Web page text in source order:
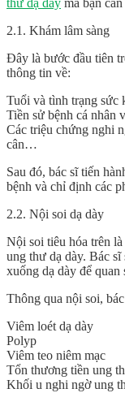
thư dạ dày mà bạn
2.1. Khám lâm sàng
Đây là bước đầu tiên
thông tin về:
Tuổi và tình trạng sức
Tiền sử bệnh cá nhân
Các triệu chứng nghi
cân…
Sau đó, bác sĩ tiến
bệnh và chỉ định các
2.2. Nội soi dạ dày
Nội soi tiêu hóa trên
ung thư dạ dày. Bác
xuống dạ dày để quan
Thông qua nội soi,
Viêm loét dạ dày
Polyp
Viêm teo niêm mạc
Tổn thương tiền ung
Khối u nghi ngờ ung